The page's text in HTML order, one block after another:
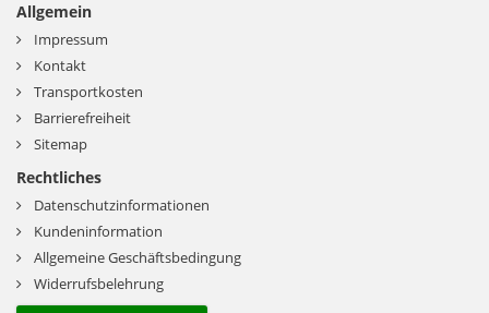
Allgemein
Impressum
Kontakt
Transportkosten
Barrierefreiheit
Sitemap
Rechtliches
Datenschutzinformationen
Kundeninformation
Allgemeine Geschäftsbedingung
Widerrufsbelehrung